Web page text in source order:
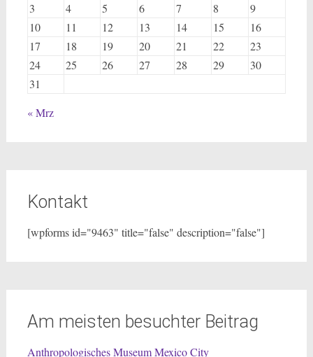
3
4 5 6 7 8
9
10
11 12 13 14 15
16
17
18 19 20 21 22
23
24
25 26 27 28 29
30
31
« Mrz
Kontakt
[wpforms id="9463" title="false" description="false"]
Am meisten besuchter Beitrag
Anthropologisches Museum Mexico City